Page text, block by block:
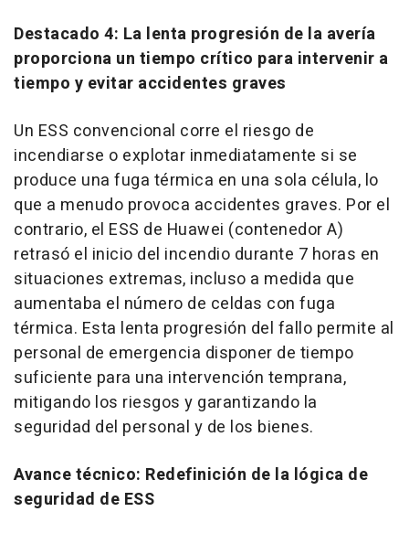
Destacado 4: La lenta progresión de la avería
proporciona un tiempo crítico para intervenir a
tiempo y evitar accidentes graves
Un ESS convencional corre el riesgo de
incendiarse o explotar inmediatamente si se
produce una fuga térmica en una sola célula, lo
que a menudo provoca accidentes graves. Por el
contrario, el ESS de Huawei (contenedor A)
retrasó el inicio del incendio durante 7 horas en
situaciones extremas, incluso a medida que
aumentaba el número de celdas con fuga
térmica. Esta lenta progresión del fallo permite al
personal de emergencia disponer de tiempo
suficiente para una intervención temprana,
mitigando los riesgos y garantizando la
seguridad del personal y de los bienes.
Avance técnico: Redefinición de la lógica de
seguridad de ESS